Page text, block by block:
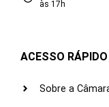
às 17h
ACESSO RÁPIDO
Sobre a